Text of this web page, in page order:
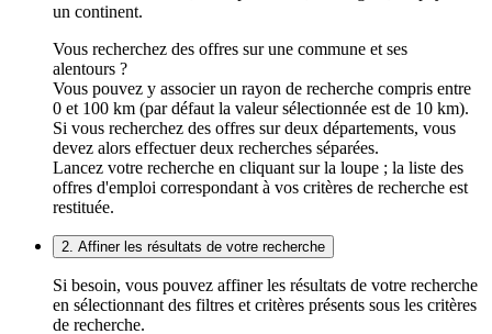
un continent.
Vous recherchez des offres sur une commune et ses
alentours ?
Vous pouvez y associer un rayon de recherche compris entre
0 et 100 km (par défaut la valeur sélectionnée est de 10 km).
Si vous recherchez des offres sur deux départements, vous
devez alors effectuer deux recherches séparées.
Lancez votre recherche en cliquant sur la loupe ; la liste des
offres d'emploi correspondant à vos critères de recherche est
restituée.
2. Affiner les résultats de votre recherche
Si besoin, vous pouvez affiner les résultats de votre recherche
en sélectionnant des filtres et critères présents sous les critères
de recherche.